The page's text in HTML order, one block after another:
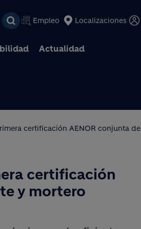
Pasar al contenido principal
Empleo Localizaciones
Actualidad
certificación AENOR conjunta de
certificación
y mortero